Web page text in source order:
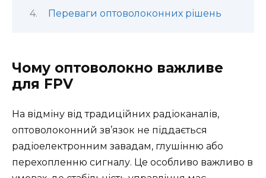
Переваги оптоволоконних рішень
Чому оптоволокно важливе
для FPV
На відміну від традиційних радіоканалів,
оптоволоконний зв’язок не піддається
радіоелектронним завадам, глушінню або
перехопленню сигналу. Це особливо важливо в